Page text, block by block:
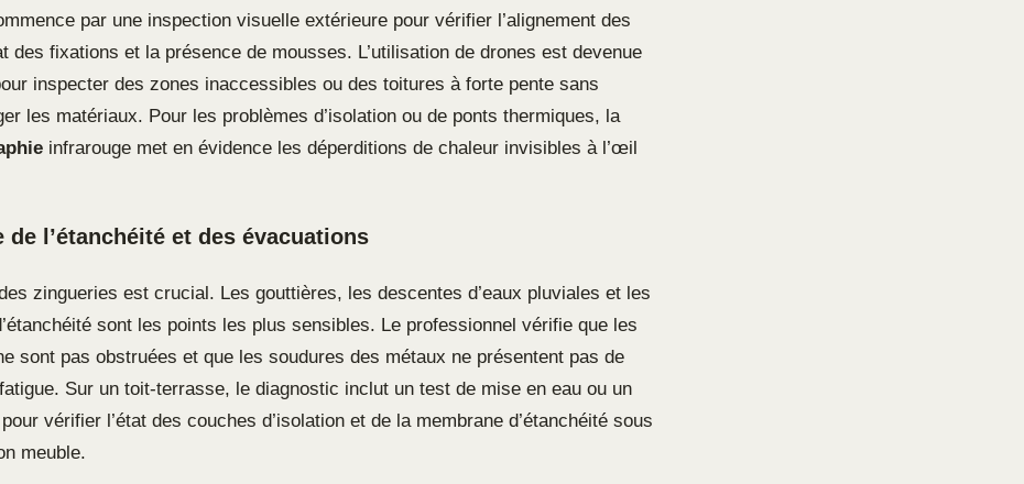
par une inspection visuelle extérieure pour vérifier l’alignement des
des fixations et la présence de mousses. L’utilisation de drones est devenue
inspecter des zones inaccessibles ou des toitures à forte pente sans
les matériaux. Pour les problèmes d’isolation ou de ponts thermiques, la
infrarouge met en évidence les déperditions de chaleur invisibles à l’œil
de l’étanchéité et des évacuations
des zingueries est crucial. Les gouttières, les descentes d’eaux pluviales et les
sont les points les plus sensibles. Le professionnel vérifie que les
sont pas obstruées et que les soudures des métaux ne présentent pas de
Sur un toit-terrasse, le diagnostic inclut un test de mise en eau ou un
pour vérifier l’état des couches d’isolation et de la membrane d’étanchéité sous
meuble.